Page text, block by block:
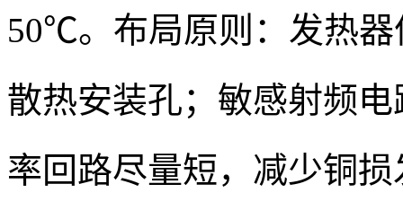
50℃。布局原则：发热
散热安装孔；敏感射频
率回路尽量短，减少铜